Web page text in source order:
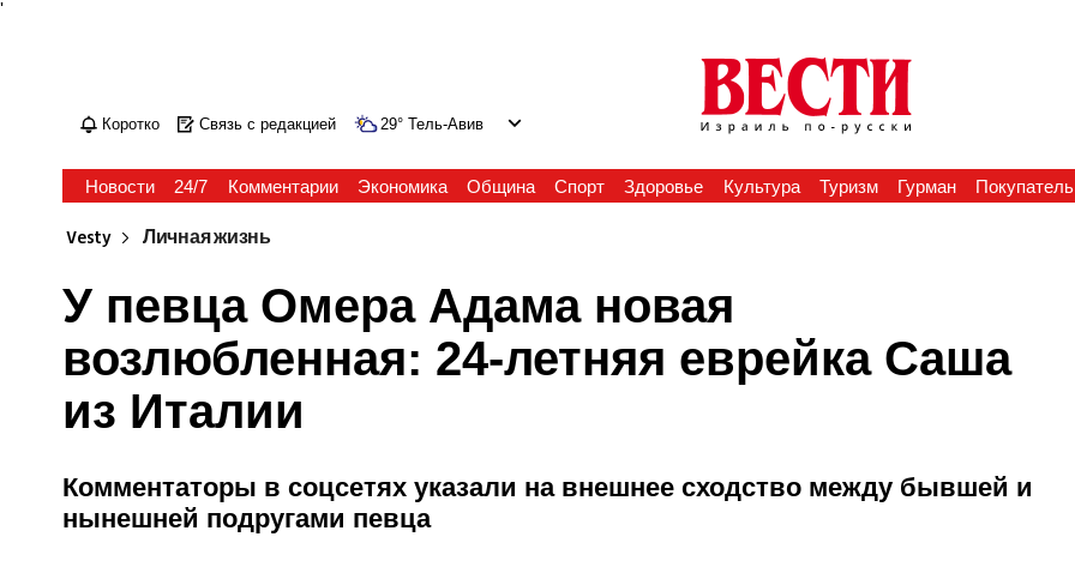
'
Коротко Связь с редакцией 29° Тель-Авив
Новости 24/7 Комментарии Экономика Община Спорт Здоровье Культура Туризм Гурман Покупатель
Vesty Личная жизнь
У певца Омера Адама новая
возлюбленная: 24-летняя еврейка Саша
из Италии
Комментаторы в соцсетях указали на внешнее сходство между бывшей и
нынешней подругами певца